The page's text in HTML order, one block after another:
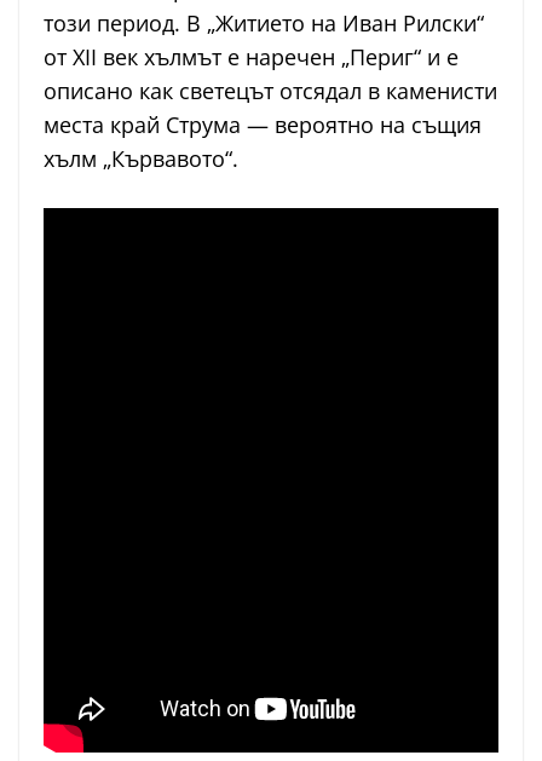
този период. В „Житието на Иван Рилски“
от XII век хълмът е наречен „Периг“ и е
описано как светецът отсядал в каменисти
места край Струма — вероятно на същия
хълм „Кървавото“.